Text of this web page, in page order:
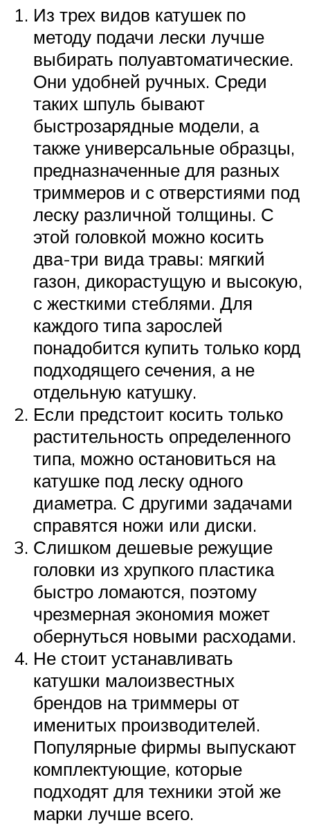
Из трех видов катушек по
методу подачи лески лучше
выбирать полуавтоматические.
Они удобней ручных. Среди
таких шпуль бывают
быстрозарядные модели, а
также универсальные образцы,
предназначенные для разных
триммеров и с отверстиями под
леску различной толщины. С
этой головкой можно косить
два-три вида травы: мягкий
газон, дикорастущую и высокую,
с жесткими стеблями. Для
каждого типа зарослей
понадобится купить только корд
подходящего сечения, а не
отдельную катушку.
Если предстоит косить только
растительность определенного
типа, можно остановиться на
катушке под леску одного
диаметра. С другими задачами
справятся ножи или диски.
Слишком дешевые режущие
головки из хрупкого пластика
быстро ломаются, поэтому
чрезмерная экономия может
обернуться новыми расходами.
Не стоит устанавливать
катушки малоизвестных
брендов на триммеры от
именитых производителей.
Популярные фирмы выпускают
комплектующие, которые
подходят для техники этой же
марки лучше всего.